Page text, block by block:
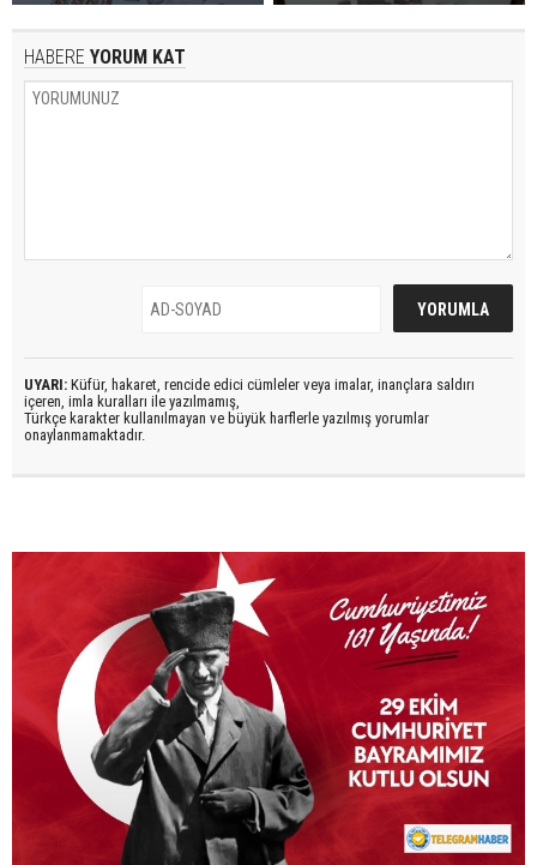
HABERE YORUM KAT
UYARI: Küfür, hakaret, rencide edici cümleler veya imalar, inançlara saldırı
içeren, imla kuralları ile yazılmamış,
Türkçe karakter kullanılmayan ve büyük harflerle yazılmış yorumlar
onaylanmamaktadır.